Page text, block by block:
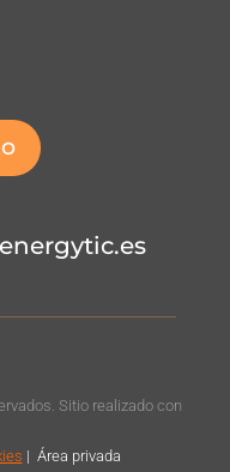
Sitio realizado con
| Área privada